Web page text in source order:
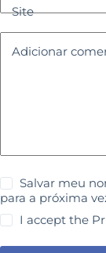
Site
Adicionar
Salvar meu
para a próxima
I accept the